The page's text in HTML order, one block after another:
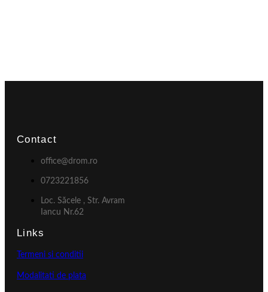
Contact
office@drom.ro
0723221856
Loc. Săcele , Str. Avram
Iancu Nr.62
Links
Termeni si conditii
Modalitati de plata